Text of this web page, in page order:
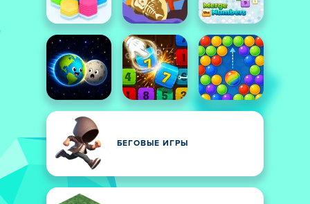
БЕГОВЫЕ ИГРЫ